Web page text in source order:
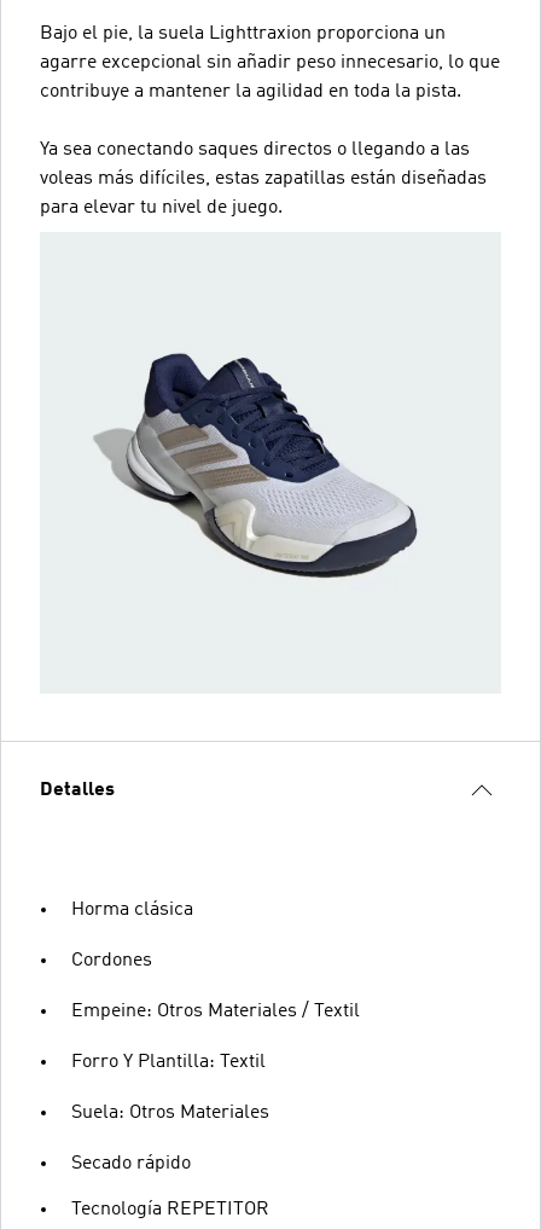
Bajo el pie, la suela Lighttraxion proporciona un
agarre excepcional sin añadir peso innecesario, lo que
contribuye a mantener la agilidad en toda la pista.
Ya sea conectando saques directos o llegando a las
voleas más difíciles, estas zapatillas están diseñadas
para elevar tu nivel de juego.
Detalles
Horma clásica
Cordones
Empeine: Otros Materiales / Textil
Forro Y Plantilla: Textil
Suela: Otros Materiales
Secado rápido
Tecnología REPETITOR